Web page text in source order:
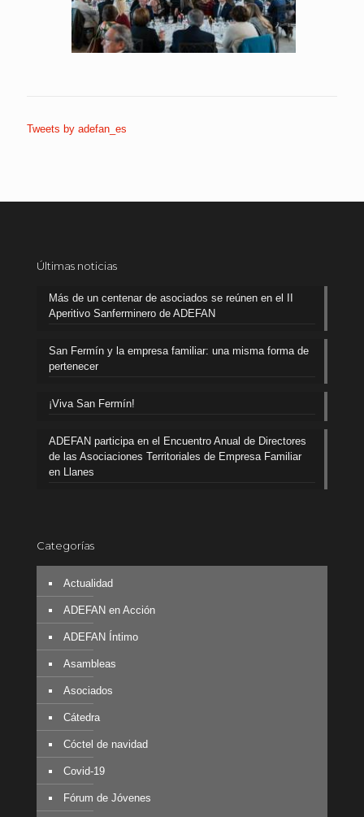
Tweets by adefan_es
Últimas noticias
Más de un centenar de asociados se reúnen en el II
Aperitivo Sanferminero de ADEFAN
San Fermín y la empresa familiar: una misma forma de
pertenecer
¡Viva San Fermín!
ADEFAN participa en el Encuentro Anual de Directores
de las Asociaciones Territoriales de Empresa Familiar
en Llanes
Categorías
Actualidad
ADEFAN en Acción
ADEFAN Íntimo
Asambleas
Asociados
Cátedra
Cóctel de navidad
Covid-19
Fórum de Jóvenes